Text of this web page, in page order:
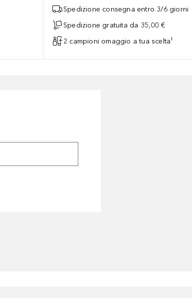
Spedizione consegna entro 3/6 giorni
Spedizione gratuita da 35,00 €
2 campioni omaggio a tua scelta¹